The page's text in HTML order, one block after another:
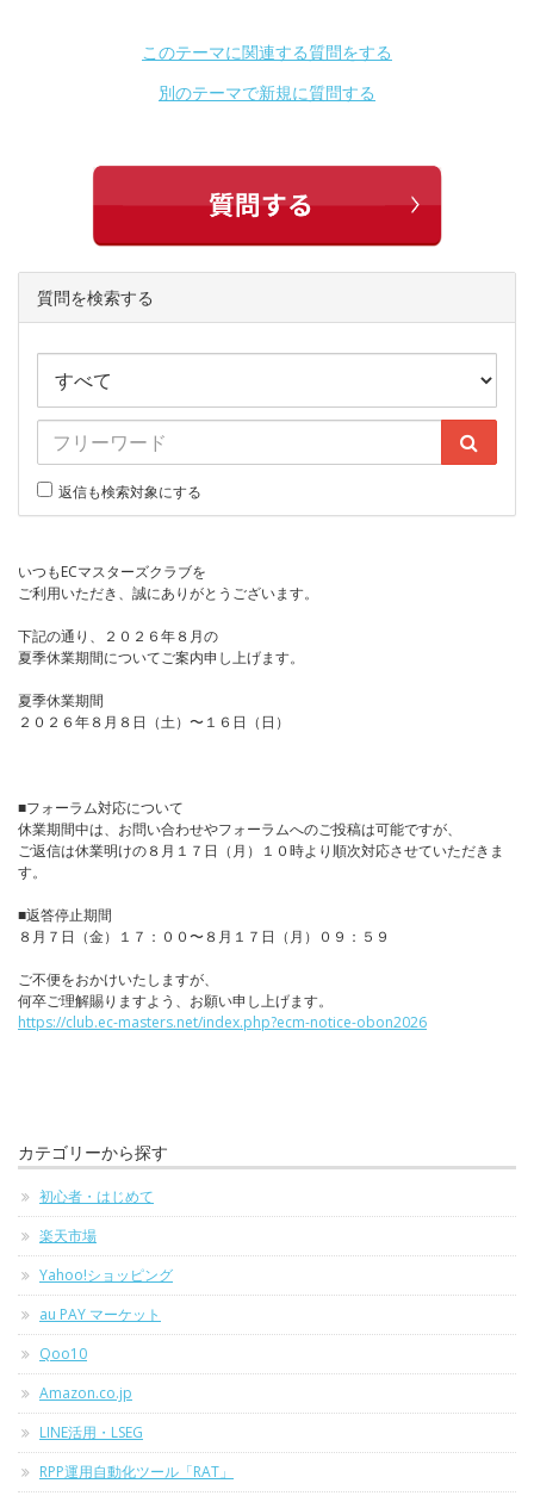
このテーマに関連する質問をする
別のテーマで新規に質問する
質問を検索する
返信も検索対象にする
いつもECマスターズクラブを
ご利用いただき、誠にありがとうございます。
下記の通り、２０２６年８月の
夏季休業期間についてご案内申し上げます。
夏季休業期間
２０２６年８月８日（土）〜１６日（日）
■フォーラム対応について
休業期間中は、お問い合わせやフォーラムへのご投稿は可能ですが、
ご返信は休業明けの８月１７日（月）１０時より順次対応させていただきま
す。
■返答停止期間
８月７日（金）１７：００〜８月１７日（月）０９：５９
ご不便をおかけいたしますが、
何卒ご理解賜りますよう、お願い申し上げます。
https://club.ec-masters.net/index.php?ecm-notice-obon2026
カテゴリーから探す
初心者・はじめて
楽天市場
Yahoo!ショッピング
au PAY マーケット
Qoo10
Amazon.co.jp
LINE活用・LSEG
RPP運用自動化ツール「RAT」